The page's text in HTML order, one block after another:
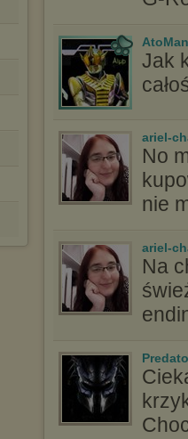
Jak
ariel-
No
nie
ariel-
Na